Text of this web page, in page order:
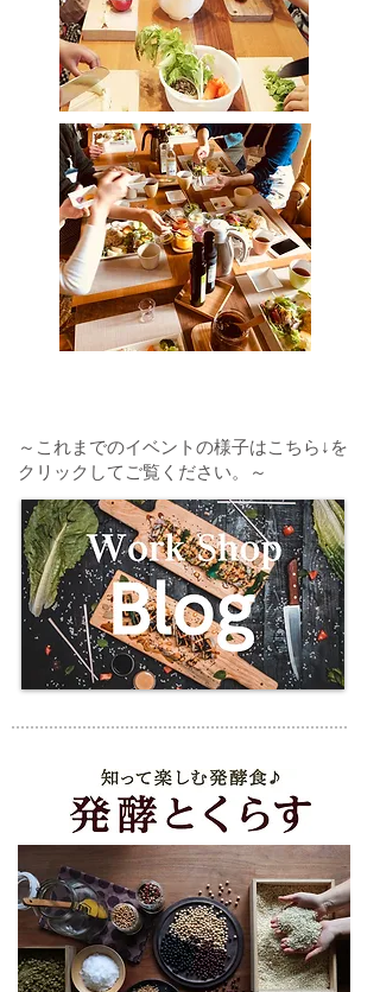
～これまでのイベントの様子はこちら↓を
クリックしてご覧ください。～